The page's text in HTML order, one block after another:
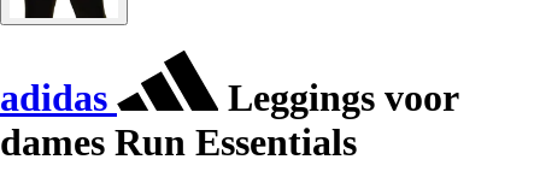
adidas
Leggings voor
dames Run Essentials